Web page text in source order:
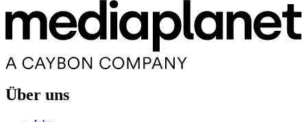
Über uns